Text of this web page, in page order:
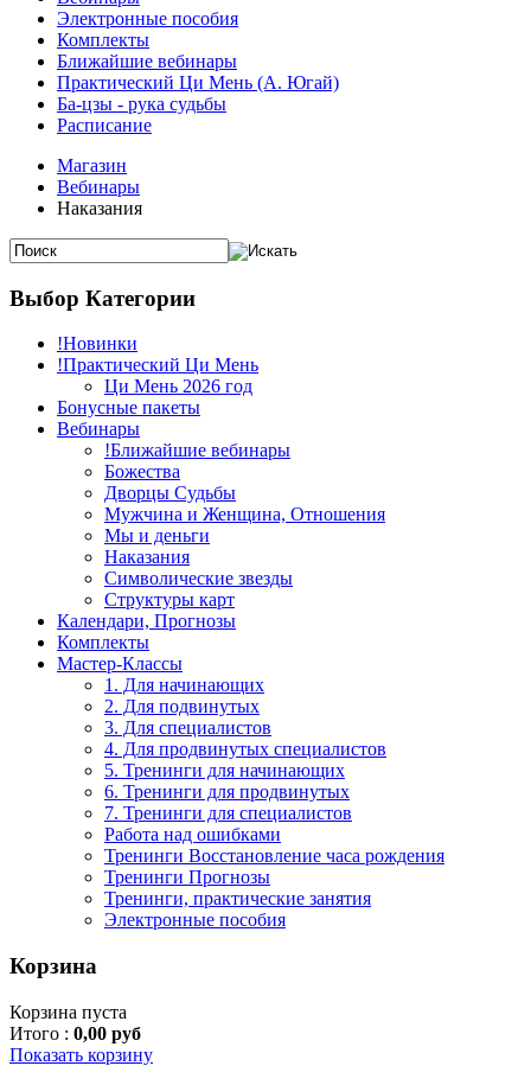
Электронные пособия
Комплекты
Ближайшие вебинары
Практический Ци Мень (А. Югай)
Ба-цзы - рука судьбы
Расписание
Магазин
Вебинары
Наказания
Выбор Категории
!Новинки
!Практический Ци Мень
Ци Мень 2026 год
Бонусные пакеты
Вебинары
!Ближайшие вебинары
Божества
Дворцы Судьбы
Мужчина и Женщина, Отношения
Мы и деньги
Наказания
Символические звезды
Структуры карт
Календари, Прогнозы
Комплекты
Мастер-Классы
1. Для начинающих
2. Для подвинутых
3. Для специалистов
4. Для продвинутых специалистов
5. Тренинги для начинающих
6. Тренинги для продвинутых
7. Тренинги для специалистов
Работа над ошибками
Тренинги Восстановление часа рождения
Тренинги Прогнозы
Тренинги, практические занятия
Электронные пособия
Корзина
Корзина пуста
Итого : 0,00 руб
Показать корзину